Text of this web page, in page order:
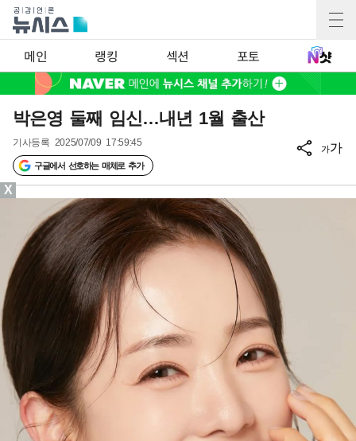
메인 랭킹 섹션 포토
박은영 둘째 임신…내년 1월 출산
기사등록 2025/07/09 17:59:45
구글에서 선호하는 매체로 추가
가가
X